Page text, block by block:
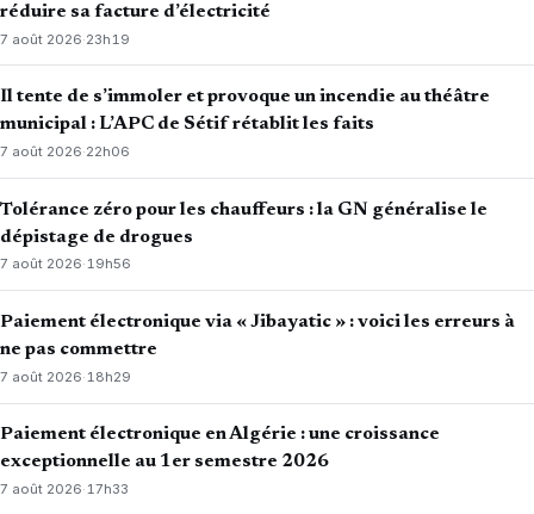
réduire sa facture d’électricité
7 août 2026·23h19
Il tente de s’immoler et provoque un incendie au théâtre
municipal : L’APC de Sétif rétablit les faits
7 août 2026·22h06
Tolérance zéro pour les chauffeurs : la GN généralise le
dépistage de drogues
7 août 2026·19h56
Paiement électronique via « Jibayatic » : voici les erreurs à
ne pas commettre
7 août 2026·18h29
Paiement électronique en Algérie : une croissance
exceptionnelle au 1er semestre 2026
7 août 2026·17h33